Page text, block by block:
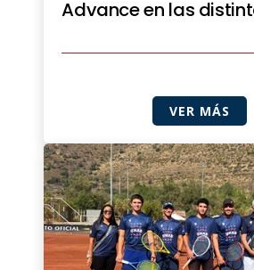
Advance en las
VER MÁS